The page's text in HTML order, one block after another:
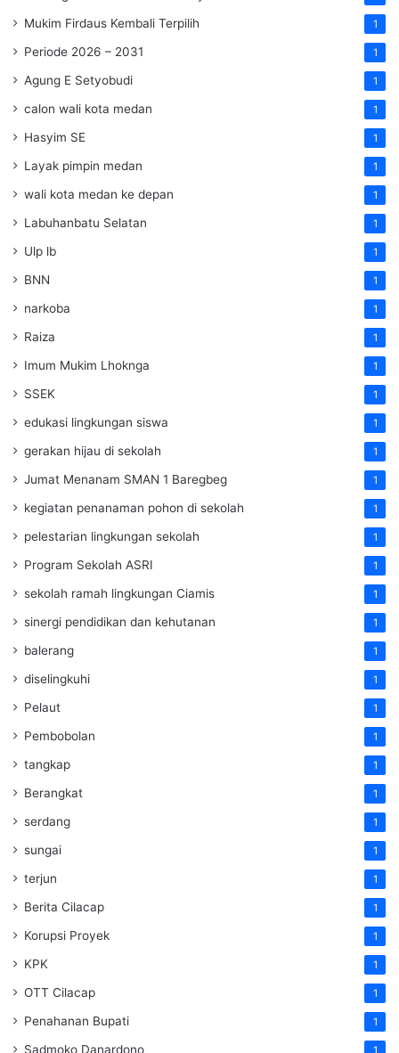
Mukim Firdaus Kembali Terpilih 1
Periode 2026 – 2031 1
Agung E Setyobudi 1
calon wali kota medan 1
Hasyim SE 1
Layak pimpin medan 1
wali kota medan ke depan 1
Labuhanbatu Selatan 1
Ulp lb 1
BNN 1
narkoba 1
Raiza 1
Imum Mukim Lhoknga 1
SSEK 1
edukasi lingkungan siswa 1
gerakan hijau di sekolah 1
Jumat Menanam SMAN 1 Baregbeg 1
kegiatan penanaman pohon di sekolah 1
pelestarian lingkungan sekolah 1
Program Sekolah ASRI 1
sekolah ramah lingkungan Ciamis 1
sinergi pendidikan dan kehutanan 1
balerang 1
diselingkuhi 1
Pelaut 1
Pembobolan 1
tangkap 1
Berangkat 1
serdang 1
sungai 1
terjun 1
Berita Cilacap 1
Korupsi Proyek 1
KPK 1
OTT Cilacap 1
Penahanan Bupati 1
Sadmoko Danardono 1